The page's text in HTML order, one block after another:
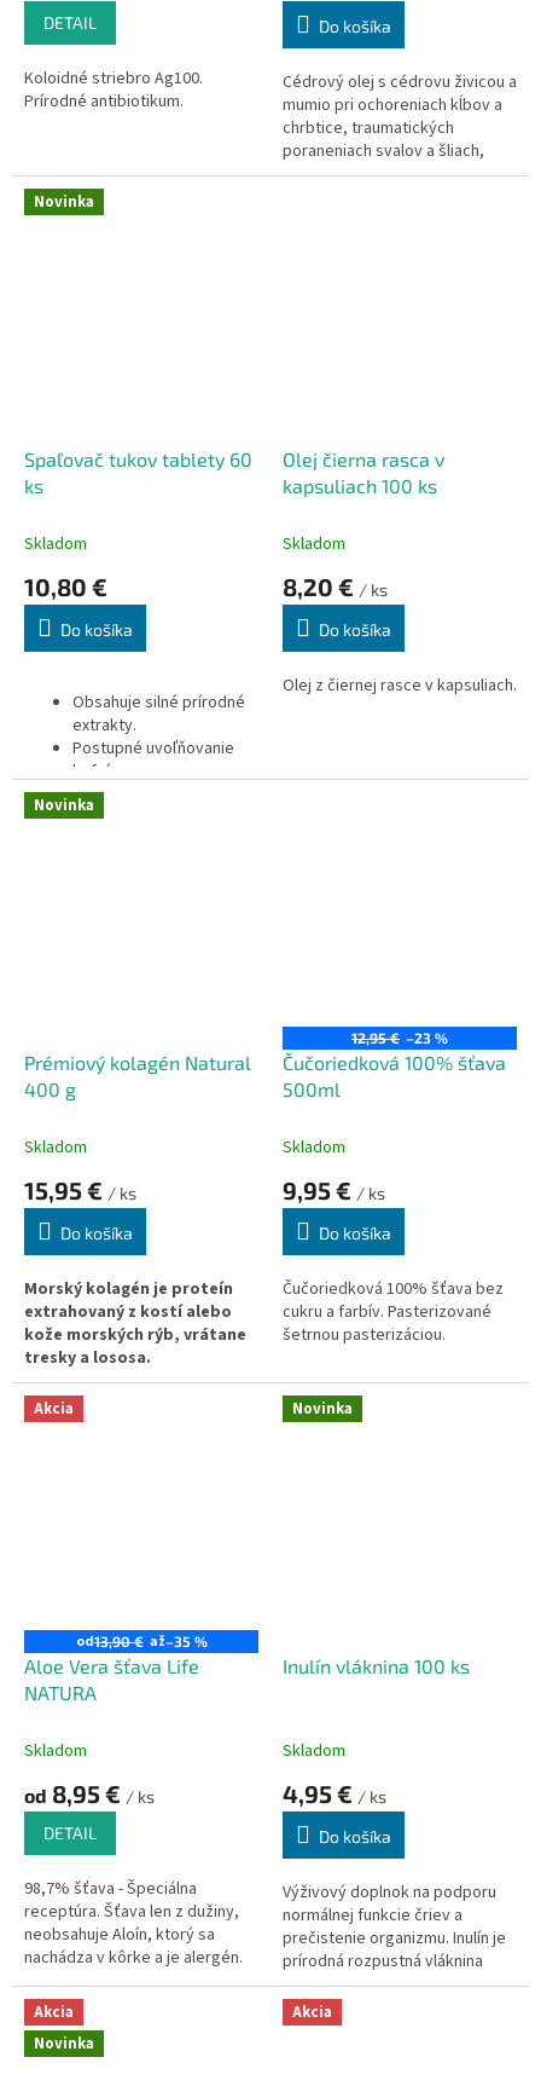
DETAIL
Koloidné striebro Ag100.
Prírodné antibiotikum.
Do košíka
Cédrový olej s cédrovu živicou a
mumio pri ochoreniach kĺbov a
chrbtice, traumatických
poraneniach svalov a šliach,
metabolických poruchách v
Novinka
Spaľovač tukov tablety 60
ks
Skladom
10,80 €
Do košíka
Obsahuje silné prírodné
extrakty.
Postupné uvoľňovanie
kofeínu.
Zvýšený termogénny
účinok
Olej čierna rasca v
kapsuliach 100 ks
Skladom
8,20 € / ks
Do košíka
Olej z čiernej rasce v kapsuliach.
Novinka
Prémiový kolagén Natural
400 g
Skladom
15,95 € / ks
Do košíka
Morský kolagén je proteín
extrahovaný z kostí alebo
kože morských rýb, vrátane
tresky a lososa.
Jedinečné zloženie a štruktúra
morských kolagénových
12,95 € –23 %
Čučoriedková 100% šťava
500ml
Skladom
9,95 € / ks
Do košíka
Čučoriedková 100% šťava bez
cukru a farbív. Pasterizované
šetrnou pasterizáciou.
Akcia
od13,90 € až–35 %
Aloe Vera šťava Life
NATURA
Skladom
od 8,95 € / ks
DETAIL
98,7% šťava - Špeciálna
receptúra. Šťava len z dužiny,
neobsahuje Aloín, ktorý sa
nachádza v kôrke a je alergén.
Novinka
Inulín vláknina 100 ks
Skladom
4,95 € / ks
Do košíka
Výživový doplnok na podporu
normálnej funkcie čriev a
prečistenie organizmu. Inulín je
prírodná rozpustná vláknina
získaná z koreňa čakanky, ktorá
pomáha zlepšiť trávenie a
podporuje zdravú črevnú
Akcia
Novinka
Akcia